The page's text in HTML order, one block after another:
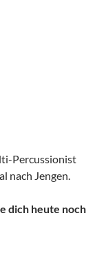
Percussionist
nach Jengen.
dich heute noch